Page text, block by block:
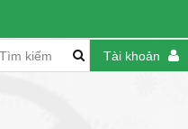
Tài khoản